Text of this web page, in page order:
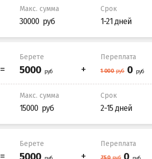
Макс. сумма
30000
Срок
1-21 дней
Берете Переплата
Макс. сумма
15000
Срок
2-15 дней
Берете Переплата